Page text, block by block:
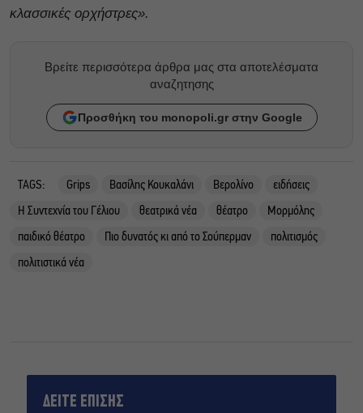
κλασσικές ορχήστρες».
Βρείτε περισσότερα άρθρα μας στα αποτελέσματα
αναζητησης
Προσθήκη του monopoli.gr στην Google
TAGS: Grips Βασίλης Κουκαλάνι Βερολίνο
ειδήσεις
Η Συντεχνία του Γέλιου
θεατρικά νέα θέατρο
Μορμόλης
παιδικό θέατρο
Πιο δυνατός κι από το Σούπερμαν
πολιτισμός
πολιτιστικά νέα
ΔΕΙΤΕ ΕΠΙΣΗΣ